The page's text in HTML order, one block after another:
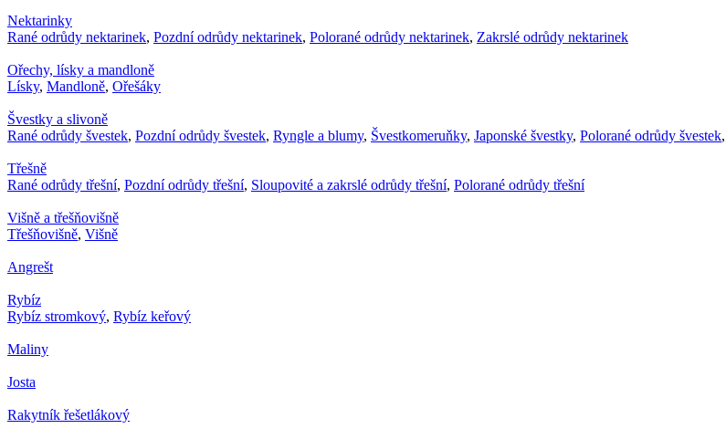
Nektarinky
Rané odrůdy nektarinek, Pozdní odrůdy nektarinek, Polorané odrůdy nektarinek, Zakrslé odrůdy nektarinek
Ořechy, lísky a mandloně
Lísky, Mandloně, Ořešáky
Švestky a slivoně
Rané odrůdy švestek, Pozdní odrůdy švestek, Ryngle a blumy, Švestkomeruňky, Japonské švestky, Polorané odrůdy švestek,
Třešně
Rané odrůdy třešní, Pozdní odrůdy třešní, Sloupovité a zakrslé odrůdy třešní, Polorané odrůdy třešní
Višně a třešňovišně
Třešňovišně, Višně
Angrešt
Rybíz
Rybíz stromkový, Rybíz keřový
Maliny
Josta
Rakytník řešetlákový